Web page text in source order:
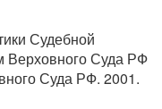
Судебной
Верховного Суда РФ
Суда РФ. 2001.